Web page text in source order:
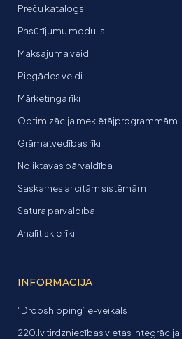
Preču katalogs
Pasūtījumu modulis
Maksājuma veidi
Piegādes veidi
Mārketinga rīki
Optimizācija meklētājprogrammām
Grāmatvedības rīki
Noliktavas pārvaldība
Saskarnes ar citām sistēmām
Satura pārvaldība
Analītiskie rīki
INFORMACIJA
“Dropshipping” e-veikals
220.lv tirdzniecības vietas integrācija